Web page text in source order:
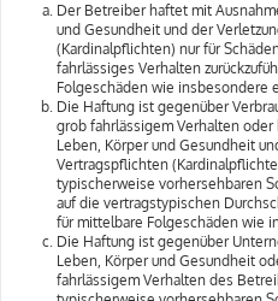
Der Betreiber haftet mit
und Gesundheit und der
(Kardinalpflichten) nur für
fahrlässiges Verhalten
Folgeschäden wie insbesondere
Die Haftung ist gegenüber
grob fahrlässigem Verhalten
Leben, Körper und Gesundheit
Vertragspflichten
typischerweise vorhersehbaren
auf die vertragstypischen
für mittelbare Folgeschäden wie
Die Haftung ist gegenüber
Leben, Körper und Gesundheit
fahrlässigem Verhalten des